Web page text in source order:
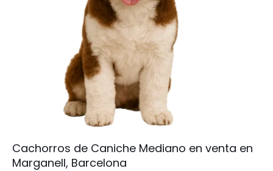
Cachorros de Caniche Mediano en venta en
Marganell, Barcelona